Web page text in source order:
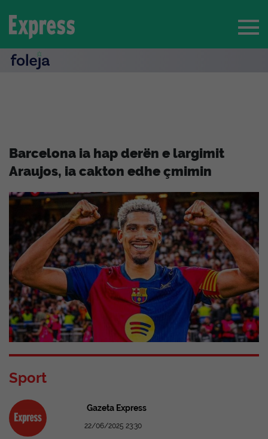
Barcelona ia hap derën e largimit
Araujos, ia cakton edhe çmimin
Sport
Gazeta Express
22/06/2025 23:30